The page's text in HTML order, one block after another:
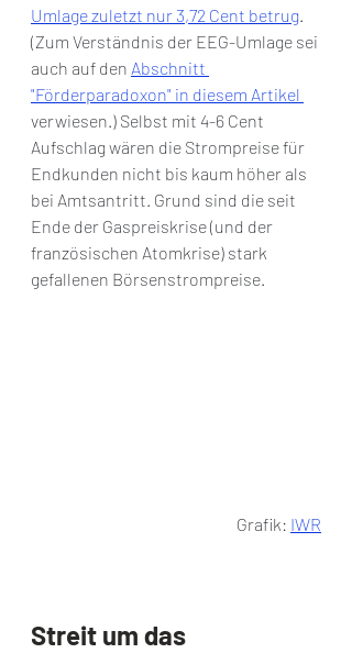
Umlage zuletzt nur 3,72 Cent betrug
(Zum Verständnis der EEG-Umlage sei
auch auf den Abschnitt
"Förderparadoxon" in diesem Artikel
verwiesen.) Selbst mit 4-6 Cent
Aufschlag wären die Strompreise für
Endkunden nicht bis kaum höher als
bei Amtsantritt. Grund sind die seit
Ende der Gaspreiskrise (und der
französischen Atomkrise) stark
gefallenen Börsenstrompreise.
Grafik: IWR
Streit um das